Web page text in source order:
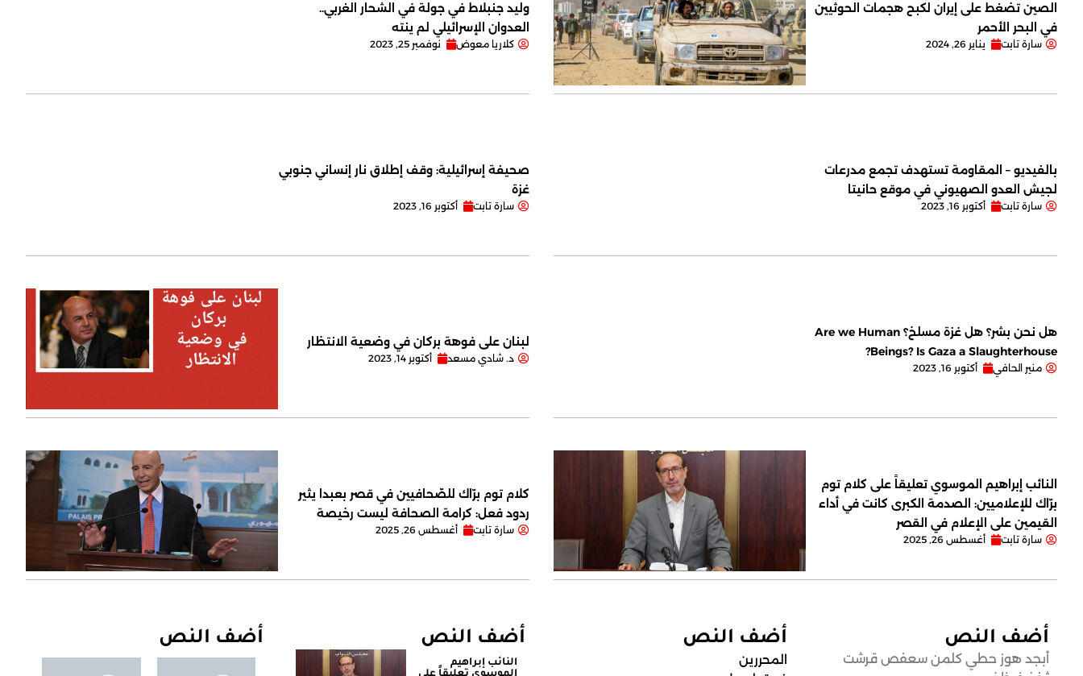
الصين تضغط على إيران لكبح هجمات الحوثيين
في البحر الأحمر
سارة تابت يناير 26, 2024
وليد جنبلاط في جولة في الشحار الغربي..
العدوان الإسرائيلي لم ينته
كلاريا معوض نوفمبر 25, 2023
بالفيديو – المقاومة تستهدف تجمع مدرعات
لجيش العدو الصهيوني في موقع حانيتا
سارة تابت أكتوبر 16, 2023
صحيفة إسرائيلية: وقف إطلاق نار إنساني جنوبي
غزة
سارة تابت أكتوبر 16, 2023
هل نحن بشر؟ هل غزة مسلخ؟ Are we Human
Beings? Is Gaza a Slaughterhouse?
منير الحافي أكتوبر 16, 2023
لبنان على فوهة بركان في وضعية الانتظار
د. شادي مسعد أكتوبر 14, 2023
النائب إبراهيم الموسوي تعليقاً على كلام توم
برّاك للإعلاميين: الصدمة الكبرى كانت في أداء
القيمين على ‏الإعلام في القصر
سارة تابت أغسطس 26, 2025
كلام توم برّاك للصّحافيين في قصر بعبدا يثير
ردود فعل: كرامة الصحافة ليست رخيصة
سارة تابت أغسطس 26, 2025
أضف النص
أبجد هوز حطي كلمن سعفص قرشت
أضف النص
المحررين
أضف النص
النائب إبراهيم
أضف النص